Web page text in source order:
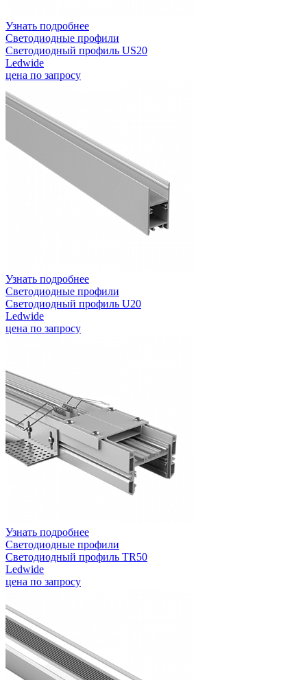
Узнать подробнее
Светодиодные профили
Светодиодный профиль US20
Ledwide
цена по запросу
Узнать подробнее
Светодиодные профили
Светодиодный профиль U20
Ledwide
цена по запросу
Узнать подробнее
Светодиодные профили
Светодиодный профиль TR50
Ledwide
цена по запросу